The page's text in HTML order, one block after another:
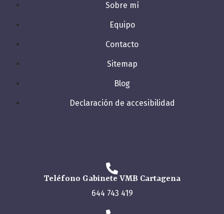
Sobre mí
Equipo
Contacto
Sitemap
Blog
Declaración de accesibilidad
Teléfono Gabinete VMB Cartagena
644 743 419